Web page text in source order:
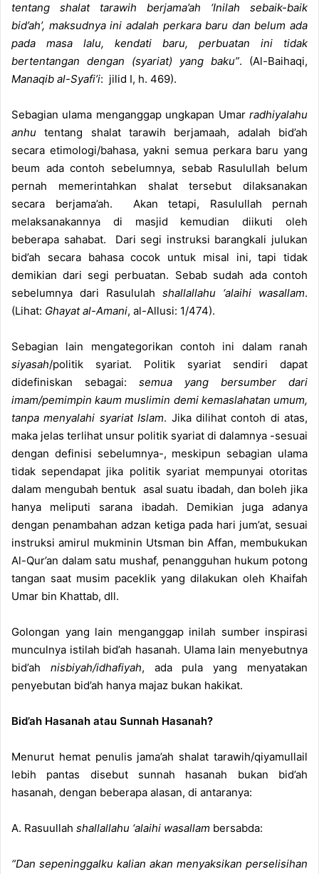
tentang shalat tarawih berjama’ah ‘Inilah sebaik-baik
bid’ah’, maksudnya ini adalah perkara baru dan belum ada
pada masa lalu, kendati baru, perbuatan ini tidak
bertentangan dengan (syariat) yang baku”. (Al-Baihaqi,
Manaqib al-Syafi’i: jilid I, h. 469).
Sebagian ulama menganggap ungkapan Umar radhiyalahu
anhu tentang shalat tarawih berjamaah, adalah bid’ah
secara etimologi/bahasa, yakni semua perkara baru yang
beum ada contoh sebelumnya, sebab Rasulullah belum
pernah memerintahkan shalat tersebut dilaksanakan
secara berjama’ah. Akan tetapi, Rasulullah pernah
melaksanakannya di masjid kemudian diikuti oleh
beberapa sahabat. Dari segi instruksi barangkali julukan
bid’ah secara bahasa cocok untuk misal ini, tapi tidak
demikian dari segi perbuatan. Sebab sudah ada contoh
sebelumnya dari Rasululah shallallahu ‘alaihi wasallam.
(Lihat: Ghayat al-Amani, al-Allusi: 1/474).
Sebagian lain mengategorikan contoh ini dalam ranah
siyasah/politik syariat. Politik syariat sendiri dapat
didefiniskan sebagai: semua yang bersumber dari
imam/pemimpin kaum muslimin demi kemaslahatan umum,
tanpa menyalahi syariat Islam. Jika dilihat contoh di atas,
maka jelas terlihat unsur politik syariat di dalamnya -sesuai
dengan definisi sebelumnya-, meskipun sebagian ulama
tidak sependapat jika politik syariat mempunyai otoritas
dalam mengubah bentuk asal suatu ibadah, dan boleh jika
hanya meliputi sarana ibadah. Demikian juga adanya
dengan penambahan adzan ketiga pada hari jum’at, sesuai
instruksi amirul mukminin Utsman bin Affan, membukukan
Al-Qur’an dalam satu mushaf, penangguhan hukum potong
tangan saat musim paceklik yang dilakukan oleh Khaifah
Umar bin Khattab, dll.
Golongan yang lain menganggap inilah sumber inspirasi
munculnya istilah bid’ah hasanah. Ulama lain menyebutnya
bid’ah nisbiyah/idhafiyah, ada pula yang menyatakan
penyebutan bid’ah hanya majaz bukan hakikat.
Bid’ah Hasanah atau Sunnah Hasanah?
Menurut hemat penulis jama’ah shalat tarawih/qiyamullail
lebih pantas disebut sunnah hasanah bukan bid’ah
hasanah, dengan beberapa alasan, di antaranya:
A. Rasuullah shallallahu ‘alaihi wasallam bersabda:
“Dan sepeninggalku kalian akan menyaksikan perselisihan